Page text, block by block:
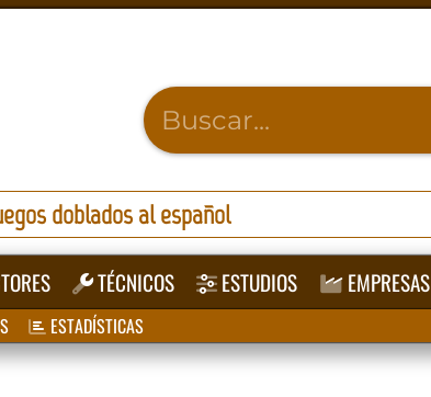
doblados al español
TÉCNICOS ESTUDIOS EMPRESAS
ESTADÍSTICAS